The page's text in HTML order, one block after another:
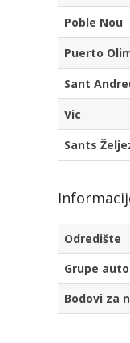
Poble Nou
Puerto
Sant
Vic
Sants
Odredište
Grupe
Bodovi za